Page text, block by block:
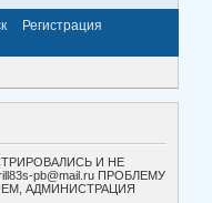
Регистрация
И НЕ
pb@mail.ru ПРОБЛЕМУ
АДМИНИСТРАЦИЯ